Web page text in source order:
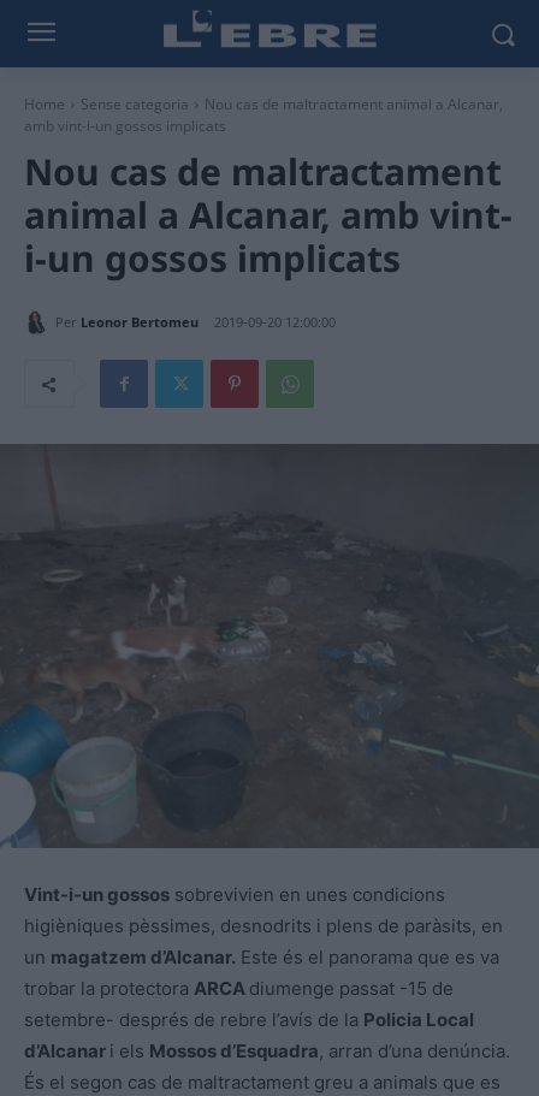
Home Sense categoria
Nou cas de maltractament animal a Alcanar,
amb vint-i-un gossos implicats
Nou cas de maltractament
animal a Alcanar, amb vint-
i-un gossos implicats
Per Leonor Bertomeu 2019-09-20 12:00:00
Vint-i-un gossos sobrevivien en unes condicions
higièniques pèssimes, desnodrits i plens de paràsits, en
un magatzem d’Alcanar. Este és el panorama que es va
trobar la protectora ARCA diumenge passat -15 de
setembre- després de rebre l’avís de la Policia Local
d’Alcanar i els Mossos d’Esquadra, arran d’una denúncia.
És el segon cas de maltractament greu a animals que es